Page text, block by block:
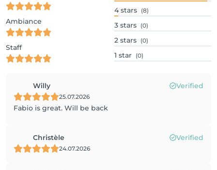
Ambiance
Staff
4 stars (8)
3 stars (0)
2 stars (0)
1 star (0)
Willy Verified
25.07.2026
Fabio is great. Will be back
Christèle Verified
24.07.2026